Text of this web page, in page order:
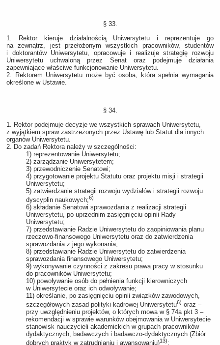
§ 33.
1. Rektor kieruje działalnością Uniwersytetu i reprezentuje go
na zewnątrz, jest przełożonym wszystkich pracowników, studentów
i doktorantów Uniwersytetu, opracowuje i realizuje strategię rozwoju
Uniwersytetu uchwaloną przez Senat oraz podejmuje działania
zapewniające właściwe funkcjonowanie Uniwersytetu.
2. Rektorem Uniwersytetu może być osoba, która spełnia wymagania
określone w Ustawie.
§ 34.
1. Rektor podejmuje decyzje we wszystkich sprawach Uniwersytetu,
z wyjątkiem spraw zastrzeżonych przez Ustawę lub Statut dla innych
organów Uniwersytetu.
2. Do zadań Rektora należy w szczególności:
1) reprezentowanie Uniwersytetu;
2) zarządzanie Uniwersytetem;
3) przewodniczenie Senatowi;
4) przygotowanie projektu Statutu oraz projektu misji i strategii
Uniwersytetu;
5) zatwierdzanie strategii rozwoju wydziałów i strategii rozwoju
dyscyplin naukowych;6)
6) składanie Senatowi sprawozdania z realizacji strategii
Uniwersytetu, po uprzednim zasięgnięciu opinii Rady
Uniwersytetu;
7) przedstawianie Radzie Uniwersytetu do zaopiniowania planu
rzeczowo-finansowego Uniwersytetu oraz do zatwierdzenia
sprawozdania z jego wykonania;
8) przedstawianie Radzie Uniwersytetu do zatwierdzenia
sprawozdania finansowego Uniwersytetu;
9) wykonywanie czynności z zakresu prawa pracy w stosunku
do pracowników Uniwersytetu;
10) powoływanie osób do pełnienia funkcji kierowniczych
w Uniwersytecie oraz ich odwoływanie;
11) określanie, po zasięgnięciu opinii związków zawodowych,
szczegółowych zasad polityki kadrowej Uniwersytetu6) oraz –
przy uwzględnieniu projektów, o których mowa w § 74a pkt 3 –
rekomendacji w sprawie warunków obejmowania w Uniwersytecie
stanowisk nauczycieli akademickich w grupach pracowników
dydaktycznych, badawczych i badawczo-dydaktycznych (Zbiór
dobrych praktyk w zatrudnianiu i awansowaniu)13);